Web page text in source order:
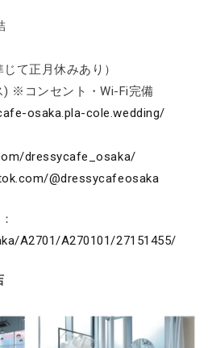
て正月休みあり）
) ※コンセント・Wi-Fi完備
osaka.pla-cole.wedding/
dressycafe_osaka/
@dressycafeosaka
A2701/A270101/27151455/